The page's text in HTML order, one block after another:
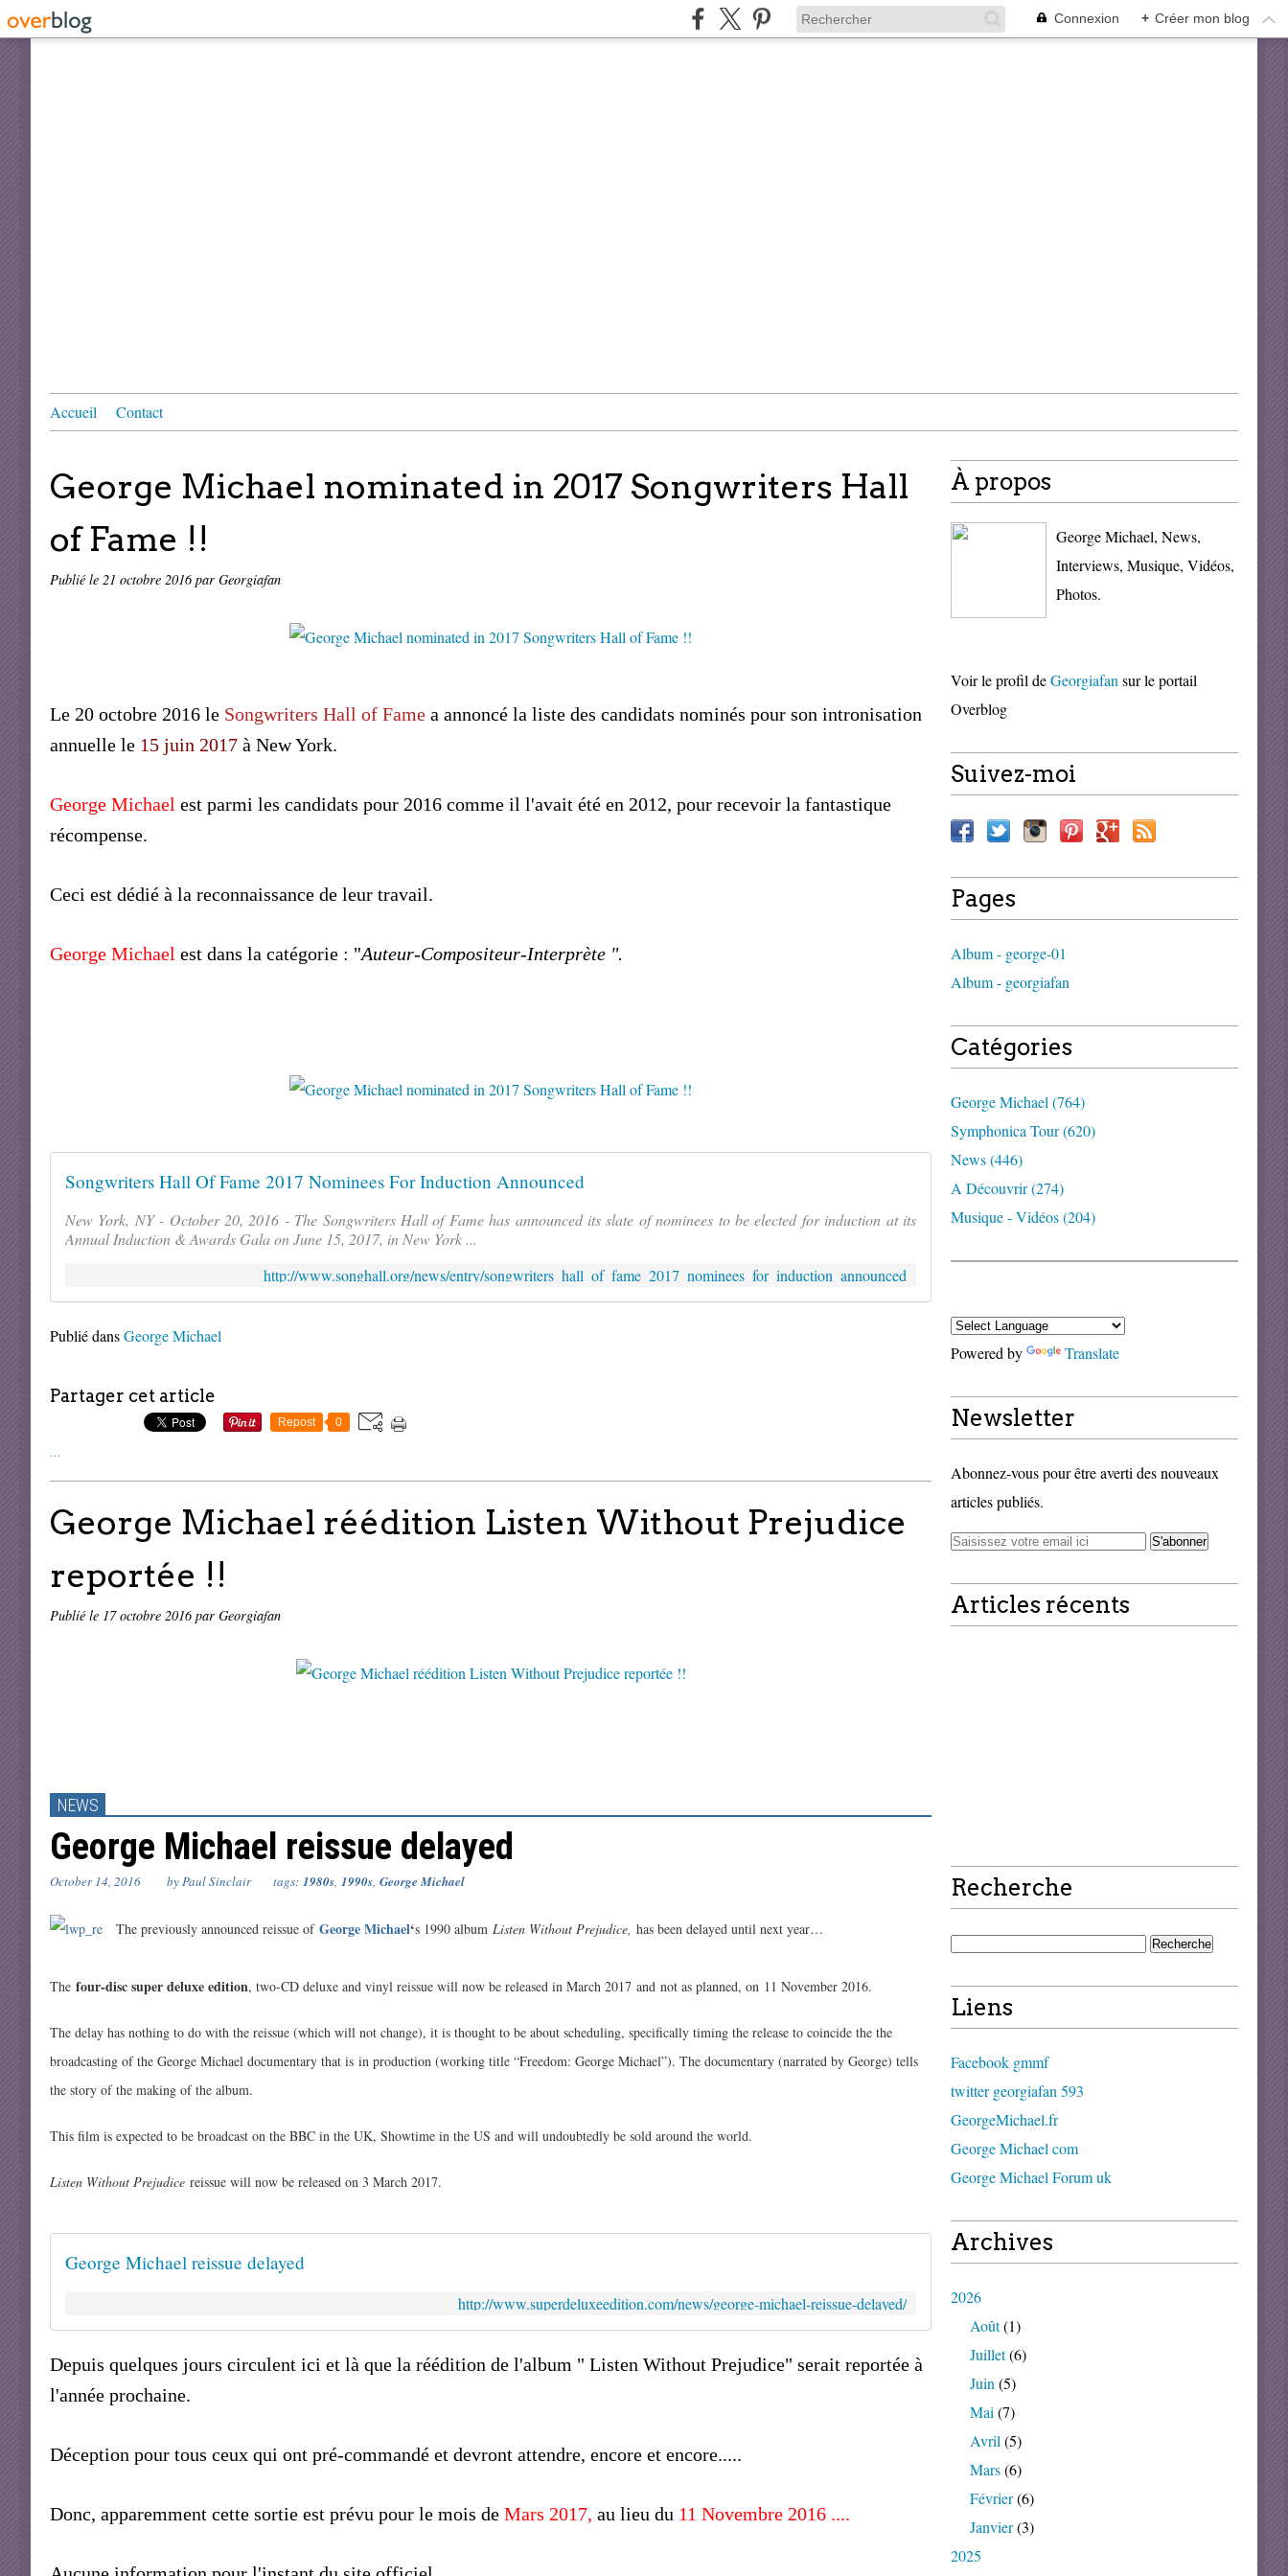
Connexion + Créer mon blog
Accueil Contact
George Michael nominated in 2017 Songwriters Hall
of Fame !!
Publié le 21 octobre 2016par Georgiafan
Le 20 octobre 2016 le Songwriters Hall of Fame a annoncé la liste des candidats nominés pour son intronisation
annuelle le 15 juin 2017 à New York.
George Michael est parmi les candidats pour 2016 comme il l'avait été en 2012, pour recevoir la fantastique
récompense.
Ceci est dédié à la reconnaissance de leur travail.
George Michael est dans la catégorie : "Auteur-Compositeur-Interprète ".
Songwriters Hall Of Fame 2017 Nominees For Induction Announced
New York, NY - October 20, 2016 - The Songwriters Hall of Fame has announced its slate of nominees to be elected for induction at its
Annual Induction & Awards Gala on June 15, 2017, in New York ...
http://www.songhall.org/news/entry/songwriters_hall_of_fame_2017_nominees_for_induction_announced
Publié dansGeorge Michael
Partager cet article
Repost 0
…
George Michael réédition Listen Without Prejudice
reportée !!
Publié le 17 octobre 2016par Georgiafan
NEWS
George Michael reissue delayed
October 14, 2016 by Paul Sinclair tags: 1980s, 1990s, George Michael
The previously announced reissue of George Michael‘s 1990 album Listen Without Prejudice, has been delayed until next year…
The four-disc super deluxe edition, two-CD deluxe and vinyl reissue will now be released in March 2017 and not as planned, on 11 November 2016.
The delay has nothing to do with the reissue (which will not change), it is thought to be about scheduling, specifically timing the release to coincide the the
broadcasting of the George Michael documentary that is in production (working title “Freedom: George Michael”). The documentary (narrated by George) tells
the story of the making of the album.
This film is expected to be broadcast on the BBC in the UK, Showtime in the US and will undoubtedly be sold around the world.
Listen Without Prejudice reissue will now be released on 3 March 2017.
George Michael reissue delayed
http://www.superdeluxeedition.com/news/george-michael-reissue-delayed/
Depuis quelques jours circulent ici et là que la réédition de l'album " Listen Without Prejudice" serait reportée à
l'année prochaine.
Déception pour tous ceux qui ont pré-commandé et devront attendre, encore et encore.....
Donc, apparemment cette sortie est prévu pour le mois de Mars 2017, au lieu du 11 Novembre 2016 ....
À propos
George Michael, News,
Interviews, Musique, Vidéos,
Photos.
Voir le profil deGeorgiafan sur le portail
Overblog
Suivez-moi
Pages
Album - george-01
Album - georgiafan
Catégories
George Michael (764)
Symphonica Tour (620)
News (446)
A Découvrir (274)
Musique - Vidéos (204)
Powered by Translate
Newsletter
Abonnez-vous pour être averti des nouveaux
articles publiés.
Articles récents
Recherche
Liens
Facebook gmmf
twitter georgiafan 593
GeorgeMichael.fr
George Michael com
George Michael Forum uk
Archives
2026
Août(1)
Juillet(6)
Juin (5)
Mai (7)
Avril (5)
Mars(6)
Février(6)
Janvier(3)
2025